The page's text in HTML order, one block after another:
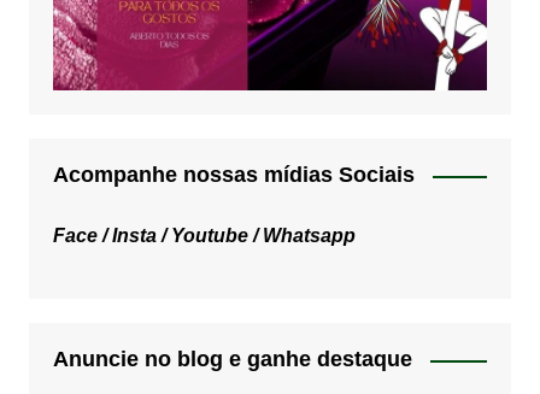
Acompanhe nossas mídias Sociais
Face /Insta /Youtube /Whatsapp
Anuncie no blog e ganhe destaque